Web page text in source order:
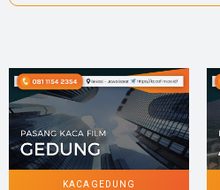
KACA GEDUNG